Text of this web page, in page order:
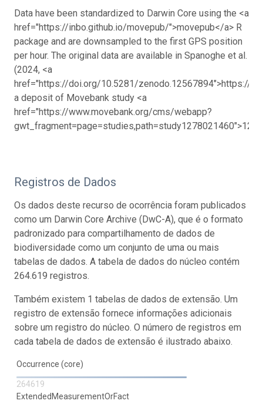
Data have been standardized to Darwin Core using the <a
href="https://inbo.github.io/movepub/">movepub</a> R
package and are downsampled to the first GPS position
per hour. The original data are available in Spanoghe et al.
(2024, <a
href="https://doi.org/10.5281/zenodo.12567894">https://
a deposit of Movebank study <a
href="https://www.movebank.org/cms/webapp?
Registros de Dados
Os dados deste recurso de ocorrência foram publicados
como um Darwin Core Archive (DwC-A), que é o formato
padronizado para compartilhamento de dados de
biodiversidade como um conjunto de uma ou mais
tabelas de dados. A tabela de dados do núcleo contém
264.619 registros.
Também existem 1 tabelas de dados de extensão. Um
registro de extensão fornece informações adicionais
sobre um registro do núcleo. O número de registros em
cada tabela de dados de extensão é ilustrado abaixo.
Occurrence (core)
264619
ExtendedMeasurementOrFact